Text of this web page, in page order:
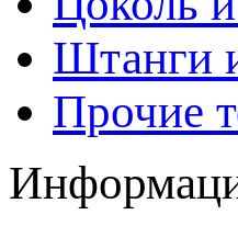
Штанги
Прочие